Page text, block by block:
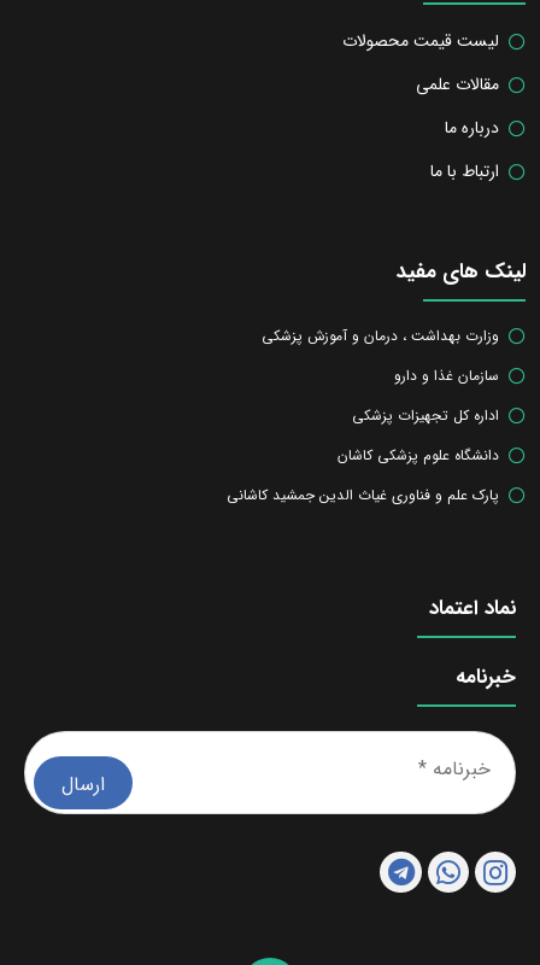
لیست قیمت محصولات
مقالات علمی
درباره ما
ارتباط با ما
لینک های مفید
وزارت بهداشت ، درمان و آموزش پزشکی
سازمان غذا و دارو
اداره کل تجهیزات پزشکی
دانشگاه علوم پزشکی کاشان
پارک علم و فناوری غیاث الدین جمشید کاشانی
نماد اعتماد
خبرنامه
*